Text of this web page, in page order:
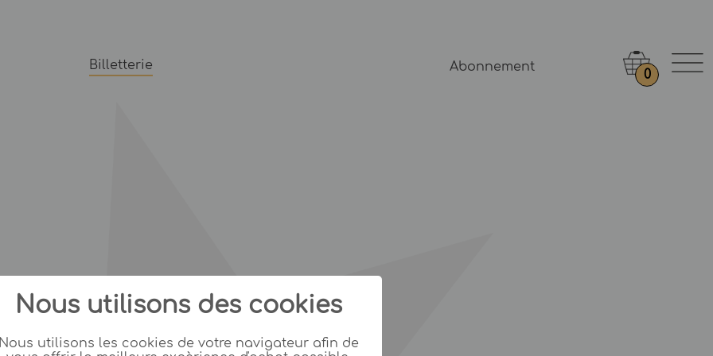
Billetterie Abonnement
0
Nous utilisons des cookies
utilisons les cookies de votre navigateur afin de